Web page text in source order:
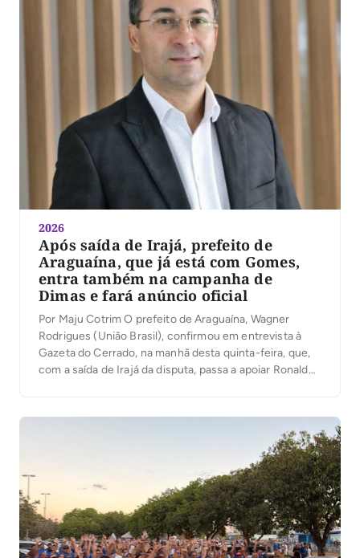
2026
Após saída de Irajá, prefeito de
Araguaína, que já está com Gomes,
entra também na campanha de
Dimas e fará anúncio oficial
Por Maju Cotrim O prefeito de Araguaína, Wagner
Rodrigues (União Brasil), confirmou em entrevista à
Gazeta do Cerrado, na manhã desta quinta-feira, que,
com a saída de Irajá da disputa, passa a apoiar Ronaldo
isso as […]